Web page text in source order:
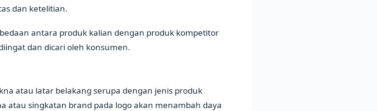
dan ketelitian.
antara produk kalian dengan produk kompetitor
dan dicari oleh konsumen.
atau latar belakang serupa dengan jenis produk
atau singkatan brand pada logo akan menambah daya